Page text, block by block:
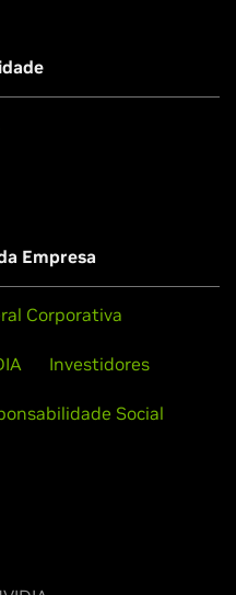
Empresa
Corporativa
Investidores
Social